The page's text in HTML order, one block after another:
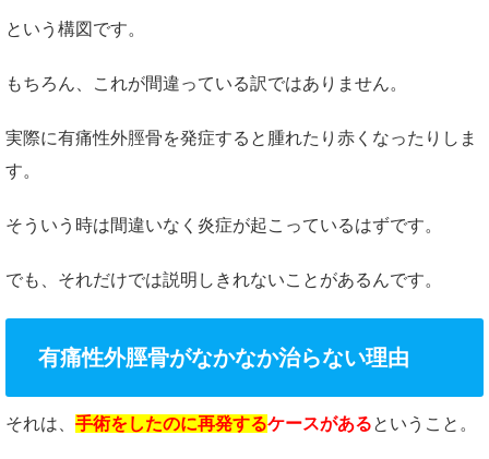
という構図です。
もちろん、これが間違っている訳ではありません。
実際に有痛性外脛骨を発症すると腫れたり赤くなったりしま
す。
そういう時は間違いなく炎症が起こっているはずです。
でも、それだけでは説明しきれないことがあるんです。
有痛性外脛骨がなかなか治らない理由
それは、 手術をしたのに再発するケースがあるということ。